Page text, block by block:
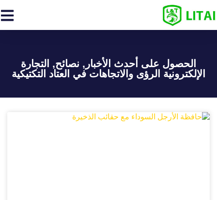
الحصول على أحدث الأخبار, نصائح, التجارة
الإلكترونية الرؤى والاتجاهات في العتاد التكتيكية